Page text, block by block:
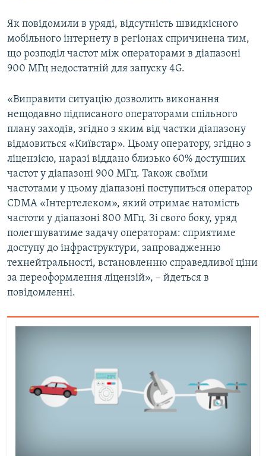
Як повідомили в уряді, відсутність швидкісного
мобільного інтернету в регіонах спричинена тим,
що розподіл частот між операторами в діапазоні
900 МГц недостатній для запуску 4G.
«Виправити ситуацію дозволить виконання
нещодавно підписаного операторами спільного
плану заходів, згідно з яким від частки діапазону
відмовиться «Київстар». Цьому оператору, згідно з
ліцензією, наразі віддано близько 60% доступних
частот у діапазоні 900 МГц. Також своїми
частотами у цьому діапазоні поступиться оператор
CDMA «Інтертелеком», який отримає натомість
частоти у діапазоні 800 МГц. Зі свого боку, уряд
полегшуватиме задачу операторам: сприятиме
доступу до інфраструктури, запровадженню
технейтральності, встановленню справедливої ціни
за переоформлення ліцензій», – йдеться в
повідомленні.